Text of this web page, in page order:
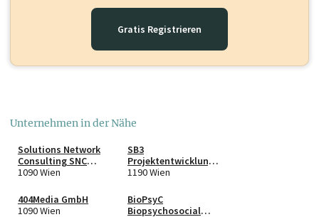
Gratis Registrieren
Unternehmen in der Nähe
Solutions Network
Consulting SNC
GmbH in Liquidation
1090 Wien
SB3
Projektentwicklungs
GmbH
1190 Wien
404Media GmbH
1090 Wien
BioPsyC
Biopsychosocial